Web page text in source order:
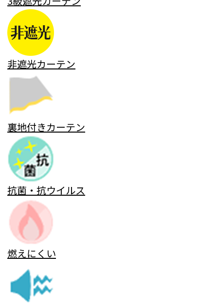
非遮光カーテン
裏地付きカーテン
抗菌・抗ウイルス
燃えにくい